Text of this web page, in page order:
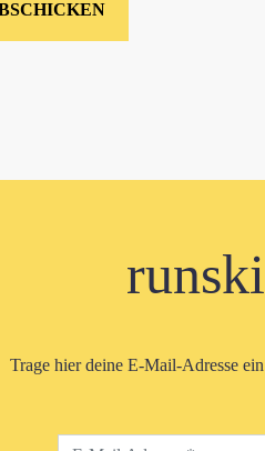
Trage hier deine E-Mail-Adresse